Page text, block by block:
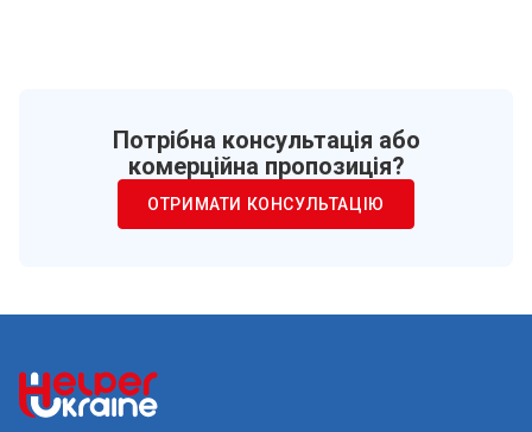
Потрібна консультація або
комерційна пропозиція?
ОТРИМАТИ КОНСУЛЬТАЦІЮ